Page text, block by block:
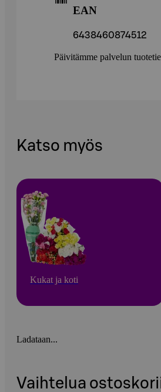
EAN
6438460874512
Päivitämme palvelun
Katso myös
Kukat ja koti
Ladataan...
Vaihtelua